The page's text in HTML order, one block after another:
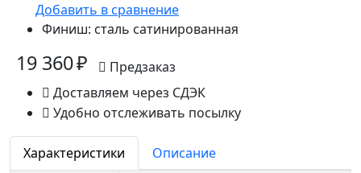
Добавить в сравнение
Финиш: сталь сатинированная
19 360 ₽
Предзаказ
Доставляем через СДЭК
Удобно отслеживать посылку
Характеристики
Описание